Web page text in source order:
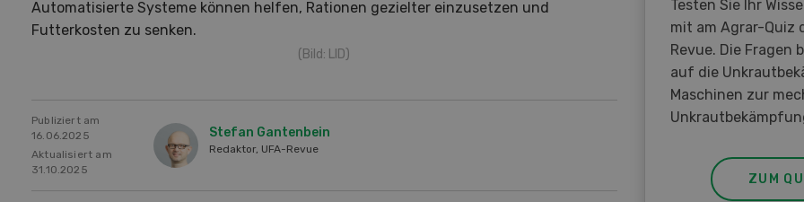
Automatisierte Systeme können helfen, Rationen gezielter einzusetzen und
Futterkosten zu senken.
(Bild: LID)
Publiziert am
16.06.2025
Aktualisiert am
31.10.2025
Stefan Gantenbein
Redaktor, UFA-Revue
Testen Sie Ihr
mit am Agrar-Quiz
Revue. Die Fragen
auf die
Maschinen zur
ZUM